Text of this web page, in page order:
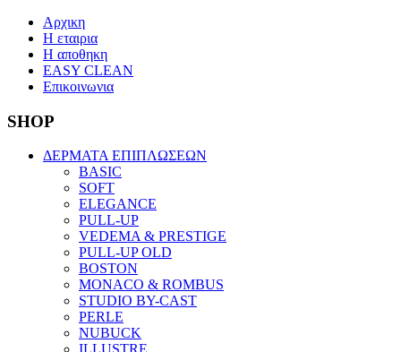
Αρχικη
Η εταιρια
Η αποθηκη
EASY CLEAN
Επικοινωνια
SHOP
ΔΕΡΜΑΤΑ ΕΠΙΠΛΩΣΕΩΝ
BASIC
SOFT
ELEGANCE
PULL-UP
VEDEMA & PRESTIGE
PULL-UP OLD
BOSTON
MONACO & ROMBUS
STUDIO BY-CAST
PERLE
NUBUCK